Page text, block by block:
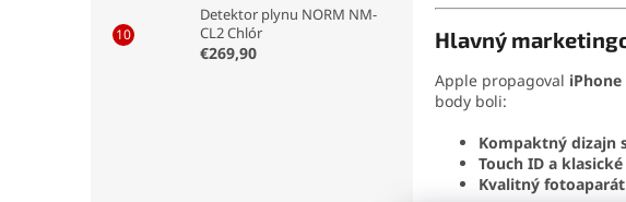
Detektor plynu NORM NM-
CL2 Chlór
€269,90
Hlavný
Apple propagoval
body boli:
Kompaktný dizajn
Touch ID a
Kvalitný